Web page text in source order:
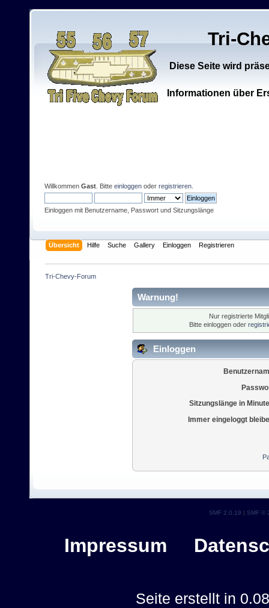
Tri-
Diese Seite wird
Informationen über
Willkommen Gast . Bitte einloggen oder registrieren
Einloggen mit Benutzername, Passwort und Sitzungslänge
Übersicht Hilfe Suche Gallery Einloggen Registrieren
Tri-Chevy-Forum
Warnung!
Nur registrierte
Bitte einloggen oder
Einloggen
Sitzungslänge in
Immer eingeloggt
SMF 2.0.19 | SMF ©
Impressum
Seite erstellt in